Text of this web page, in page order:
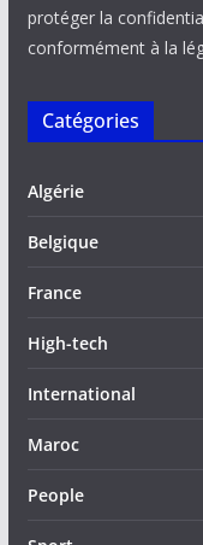
protéger la
conformément à la
Catégories
Algérie
Belgique
France
High-tech
International
Maroc
People